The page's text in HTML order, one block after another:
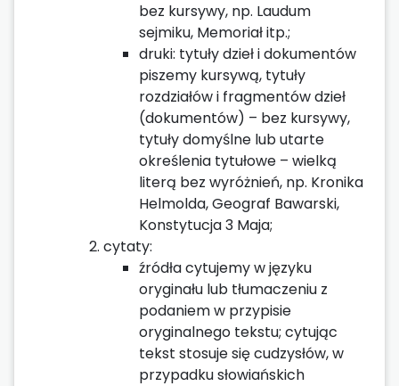
bez kursywy, np. Laudum
sejmiku, Memoriał itp.;
druki: tytuły dzieł i dokumentów
piszemy kursywą, tytuły
rozdziałów i fragmentów dzieł
(dokumentów) – bez kursywy,
tytuły domyślne lub utarte
określenia tytułowe – wielką
literą bez wyróżnień, np. Kronika
Helmolda, Geograf Bawarski,
Konstytucja 3 Maja;
cytaty:
źródła cytujemy w języku
oryginału lub tłumaczeniu z
podaniem w przypisie
oryginalnego tekstu; cytując
tekst stosuje się cudzysłów, w
przypadku słowiańskich